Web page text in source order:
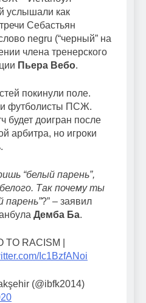
услышали как
Себастьян
negru (“черный” на
члена тренерского
Пьера Вебо.
покинули поле.
футболисты ПСЖ.
будет доигран после
арбитра, но игроки
“белый парень”,
Так почему ты
парень”?” – заявил
Демба Ба.
TO RACISM |
Ic1BzfANoi
(@ibfk2014)